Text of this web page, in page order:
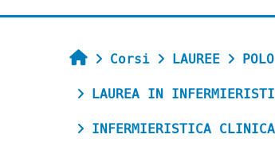
Home
Corsi LAUREE
LAUREA IN
INFERMIERISTICA